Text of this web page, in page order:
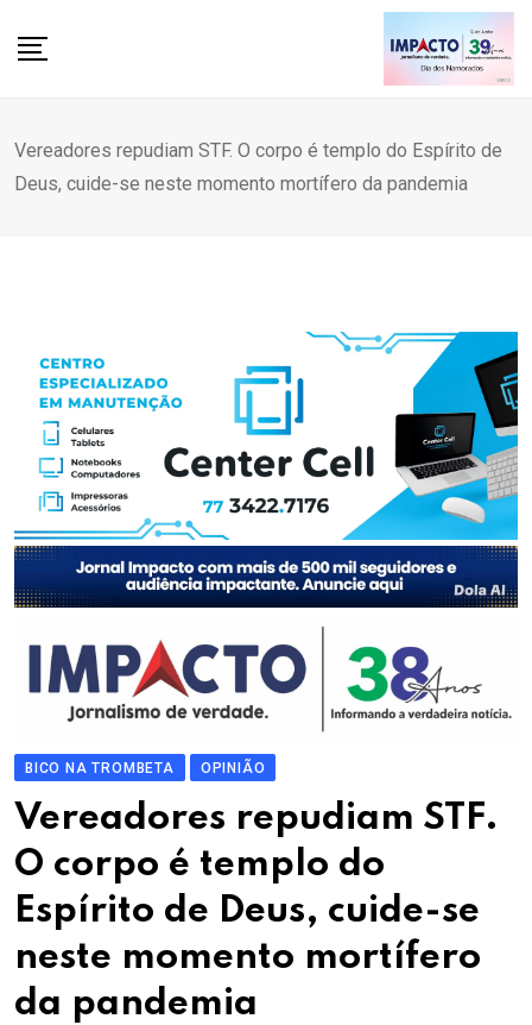
Vereadores repudiam STF. O corpo é templo do Espírito de
Deus, cuide-se neste momento mortífero da pandemia
BICO NA TROMBETA OPINIÃO
Vereadores repudiam STF.
O corpo é templo do
Espírito de Deus, cuide-se
neste momento mortífero
da pandemia